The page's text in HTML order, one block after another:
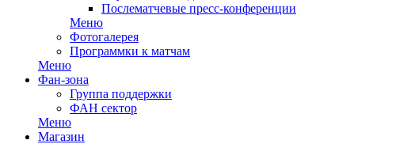
Послематчевые пресс-конференции
Меню
Фотогалерея
Программки к матчам
Меню
Фан-зона
Группа поддержки
ФАН сектор
Меню
Магазин